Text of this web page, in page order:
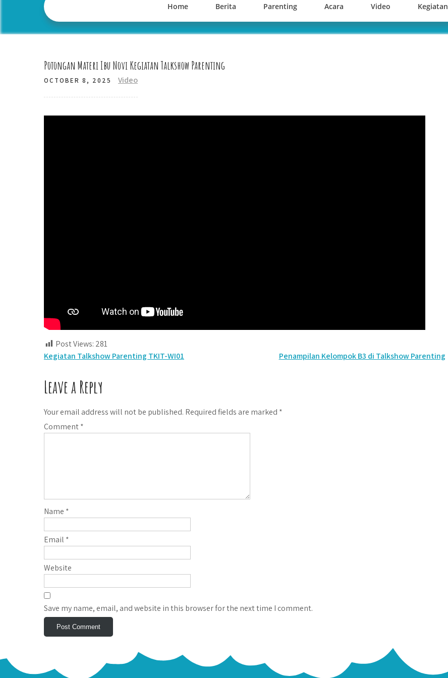
Home Berita Parenting Acara Video Kegiatan
Potongan Materi Ibu Novi Kegiatan Talkshow Parenting
OCTOBER 8, 2025 Video
Post Views: 281
Post
navigation
Kegiatan Talkshow Parenting TKIT-WI01 Penampilan Kelompok B3 di Talkshow Parenting
Leave a Reply
Your email address will not be published. Required fields are marked *
Comment*
Name *
Email *
Website
Save my name, email, and website in this browser for the next time I comment.